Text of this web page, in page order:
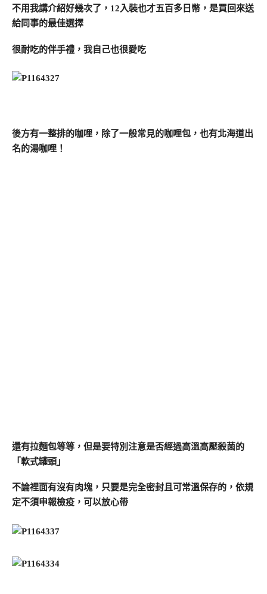
不用我講介紹好幾次了，12入裝也才五百多日幣，是買回來送
給同事的最佳選擇
很耐吃的伴手禮，我自己也很愛吃
後方有一整排的咖哩，除了一般常見的咖哩包，也有北海道出
名的湯咖哩！
還有拉麵包等等，但是要特別注意是否經過高溫高壓殺菌的
「軟式罐頭」
不論裡面有沒有肉塊，只要是完全密封且可常溫保存的，依規
定不須申報檢疫，可以放心帶